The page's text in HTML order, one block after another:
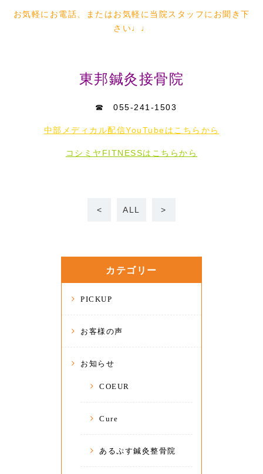
お気軽にお電話、またはお気軽に当院スタッフにお聞き下
さい♩♩
東邦鍼灸接骨院
☎ 055-241-1503
中部メディカル配信YouTubeはこちらから
コシミヤFITNESSはこちらから
< ALL >
カテゴリー
PICKUP
お客様の声
お知らせ
COEUR
Cure
あるぷす鍼灸整骨院